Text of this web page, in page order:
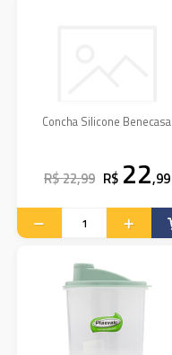
Concha Silicone Benecasa
R$ 22,99 R$ 22,99